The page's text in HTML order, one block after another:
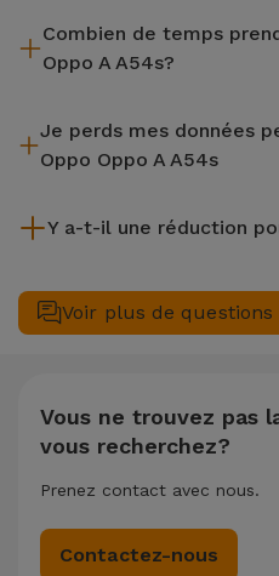
de 2 ans. Trouvez le magasin
Combien de temps
Oppo A A54s?
l'écran, sont effectuées en
Je perds mes données
Oppo Oppo A A54s
il est toujours recommandé de
des fichiers.
Y a-t-il une réduction
votre équipement. Si votre
deux ou plusieurs
Voir plus de questions
Vous ne trouvez pas
vous recherchez?
Prenez contact avec nous.
Contactez-nous